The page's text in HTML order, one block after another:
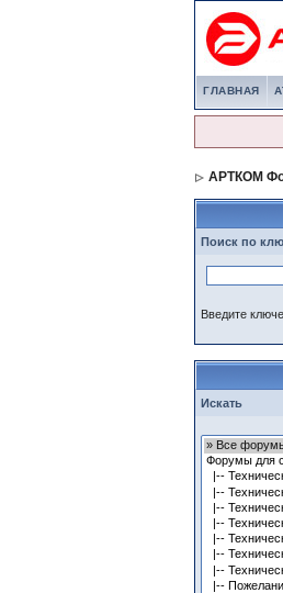
ГЛАВНАЯ
АРТКОМ
Поиск по
Введите
Искать